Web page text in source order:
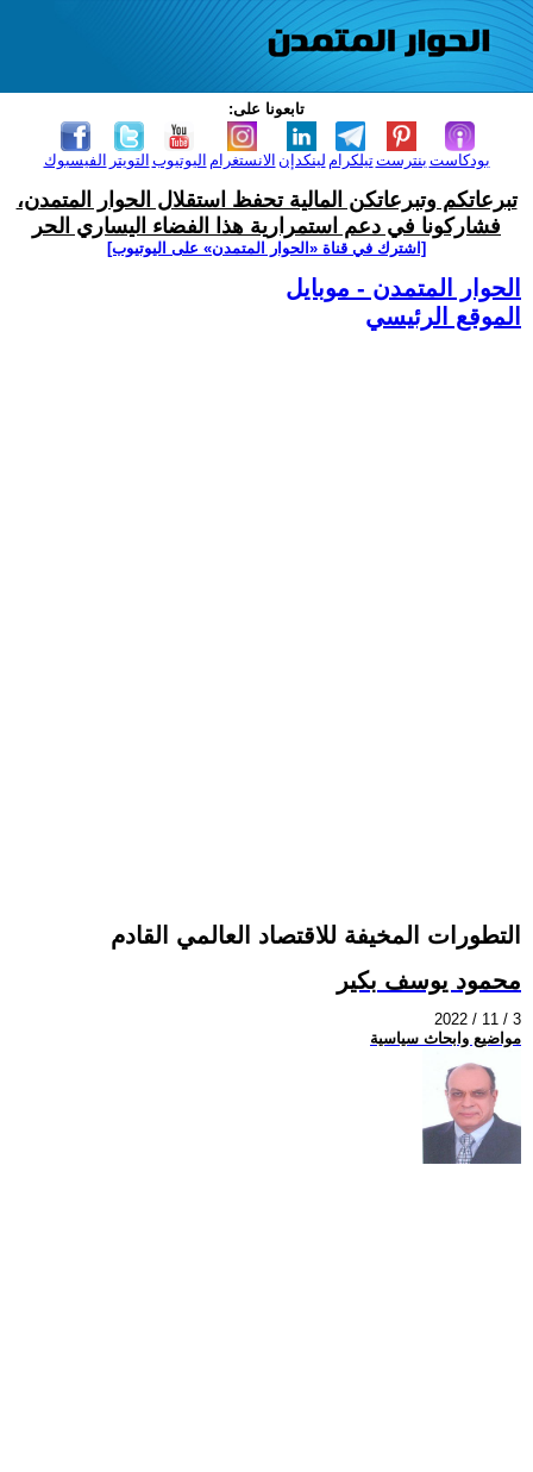
تابعونا على:
الفيسبوك التويتر اليوتيوب الانستغرام لينكدإن تيلكرامبنترست بودكاست
تبرعاتكم وتبرعاتكن المالية تحفظ استقلال الحوار المتمدن،
فشاركونا في دعم استمرارية هذا الفضاء اليساري الحر
[اشترك في قناة ‫«الحوار المتمدن» على اليوتيوب]
الحوار المتمدن - موبايل
الموقع الرئيسي
التطورات المخيفة للاقتصاد العالمي القادم
محمود يوسف بكير
2022 / 11 / 3
مواضيع وابحاث سياسية